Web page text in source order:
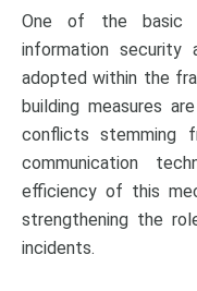
One of the basic
information security
adopted within the
building measures
conflicts stemming
communication
efficiency of this
strengthening the
incidents.